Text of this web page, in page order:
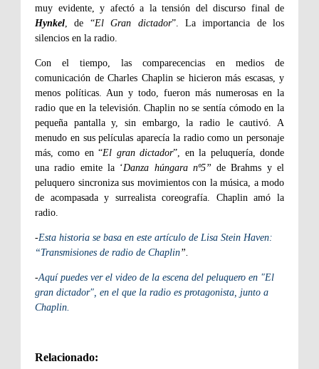
muy evidente, y afectó a la tensión del discurso final de
Hynkel, de “El Gran dictador”. La importancia de los
silencios en la radio.
Con el tiempo, las comparecencias en medios de
comunicación de Charles Chaplin se hicieron más escasas, y
menos políticas. Aun y todo, fueron más numerosas en la
radio que en la televisión. Chaplin no se sentía cómodo en la
pequeña pantalla y, sin embargo, la radio le cautivó. A
menudo en sus películas aparecía la radio como un personaje
más, como en “El gran dictador”, en la peluquería, donde
una radio emite la ‘Danza húngara nº5” de Brahms y el
peluquero sincroniza sus movimientos con la música, a modo
de acompasada y surrealista coreografía. Chaplin amó la
radio.
-Esta historia se basa en este artículo de Lisa Stein Haven:
“Transmisiones de radio de Chaplin”.
-Aquí puedes ver el video de la escena del peluquero en "El
gran dictador", en el que la radio es protagonista, junto a
Chaplin.
Relacionado: